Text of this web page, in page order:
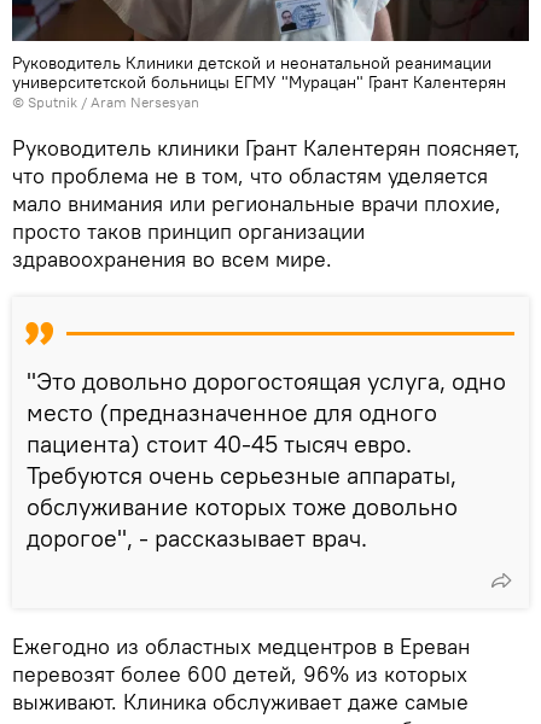
Руководитель Клиники детской и неонатальной реанимации
университетской больницы ЕГМУ "Мурацан" Грант Калентерян
© Sputnik / Aram Nersesyan
Руководитель клиники Грант Калентерян поясняет,
что проблема не в том, что областям уделяется
мало внимания или региональные врачи плохие,
просто таков принцип организации
здравоохранения во всем мире.
"Это довольно дорогостоящая услуга, одно
место (предназначенное для одного
пациента) стоит 40-45 тысяч евро.
Требуются очень серьезные аппараты,
обслуживание которых тоже довольно
дорогое", - рассказывает врач.
Ежегодно из областных медцентров в Ереван
перевозят более 600 детей, 96% из которых
выживают. Клиника обслуживает даже самые